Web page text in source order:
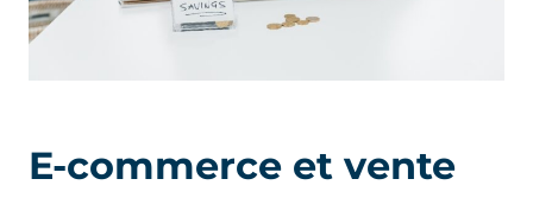
E-commerce et vente